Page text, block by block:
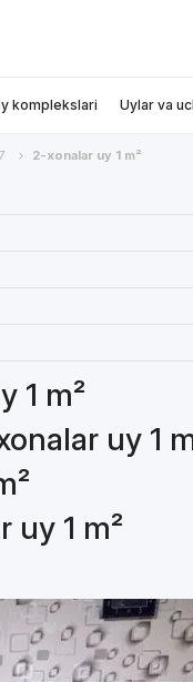
komplekslari Uylar va
2-xonalar uy 1 m²
1 m²
uy 1
uy 1 m²